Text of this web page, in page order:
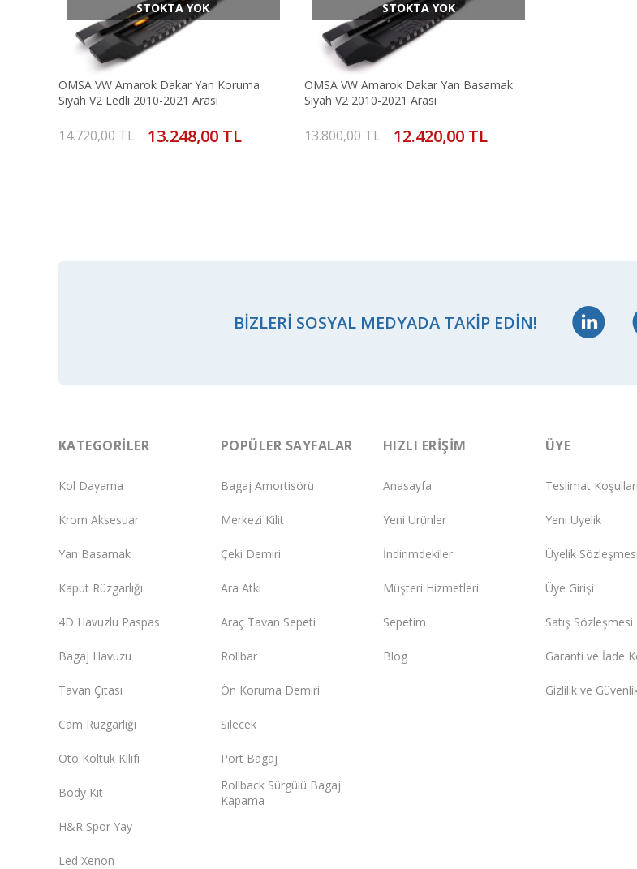
STOKTA YOK
OMSA VW Amarok Dakar Yan Koruma
Siyah V2 Ledli 2010-2021 Arası
14.720,00 TL 13.248,00 TL
STOKTA YOK
OMSA VW Amarok Dakar Yan Basamak
Siyah V2 2010-2021 Arası
13.800,00 TL 12.420,00 TL
BIZLERI SOSYAL MEDYADA TAKIP EDIN!
KATEGORILER
Kol Dayama
Krom Aksesuar
Yan Basamak
Kaput Rüzgarlığı
4D Havuzlu Paspas
Bagaj Havuzu
Tavan Çıtası
Cam Rüzgarlığı
Oto Koltuk Kılıfı
Body Kit
H&R Spor Yay
Led Xenon
POPÜLER SAYFALAR
Bagaj Amortisörü
Merkezi Kilit
Çeki Demiri
Ara Atkı
Araç Tavan Sepeti
Rollbar
Ön Koruma Demiri
Silecek
Port Bagaj
Rollback Sürgülü Bagaj
Kapama
HIZLI ERIŞIM
Anasayfa
Yeni Ürünler
İndirimdekiler
Müşteri Hizmetleri
Sepetim
Blog
ÜYE
Teslimat Koşulları
Yeni Üyelik
Üyelik Sözleşmesi
Üye Girişi
Satış Sözleşmesi
Garanti ve İade
Gizlilik ve